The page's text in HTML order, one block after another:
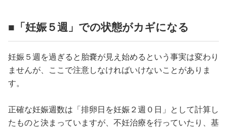
■「妊娠５週」での状態がカギになる
妊娠５週を過ぎると胎嚢が見え始めるという事実は変わり
ませんが、ここで注意しなければいけないことがありま
す。
正確な妊娠週数は「排卵日を妊娠２週０日」として計算し
たものと決まっていますが、不妊治療を行っていたり、基